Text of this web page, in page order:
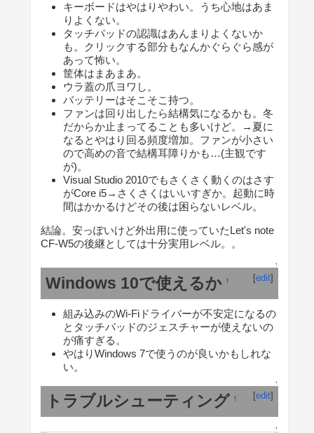
キーボードはやはりやわい。うち心地はあま
りよくない。
タッチパッドの認識はあんまりよくないか
も。クリックする部分もなんかぐらぐら感が
あって怖い。
筐体はまあまあ。
ウラ蓋の爪ヨワし。
バッテリーはそこそこ持つ。
ファンは回り出したら結構気になるかも。冬
だからか止まってることも多いけど。→夏に
なるとやはり回る頻度増加。ファンが小さい
ので高めの音で結構耳障りかも…(主観です
が)。
Visual Studio 2010でもさくさく動くのはさす
がCore i5→さくさくはいいすぎか。起動に時
間はかかるけどその後は困らないレベル。
結論。安っぽいけど外出用に使っていたLet's note
CF-W5の後継としては十分実用レベル。。
↑
Windows 10で使えるか † [edit]
組み込みのWi-Fiドライバーが不安定になるの
とタッチパッドのジェスチャーが使えないの
が痛すぎる。
やはりWindows 7で使うのが良いかもしれな
い。
↑
トラブルシューティング † [edit]
↑